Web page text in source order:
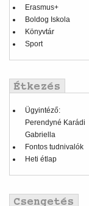
Erasmus+
Boldog Iskola
Könyvtár
Sport
Ügyintéző:
Perendyné Karádi
Gabriella
Fontos tudnivalók
Heti étlap